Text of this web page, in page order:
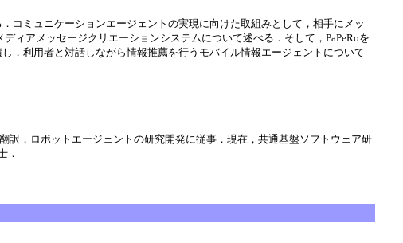
コミュニケーションエージェントの実現に向けた取組みとして，相手にメッ
ィアメッセージクリエーションシステムについて述べる．そして，PaPeRoを
，利用者と対話しながら情報推薦を行うモバイル情報エージェントについて
訳，ロボットエージェントの研究開発に従事．現在，共通基盤ソフトウェア研
．